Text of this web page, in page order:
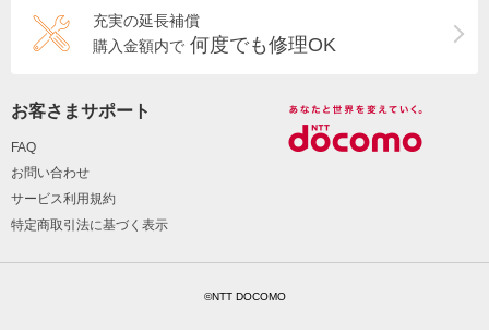
充実の延長補償
購入金額内で 何度でも修理OK
お客さまサポート
FAQ
お問い合わせ
サービス利用規約
特定商取引法に基づく表示
©NTT DOCOMO